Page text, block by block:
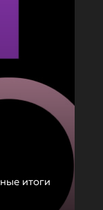
итоги